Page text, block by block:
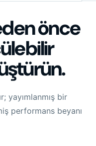
önce
yayımlanmış bir
performans beyanı